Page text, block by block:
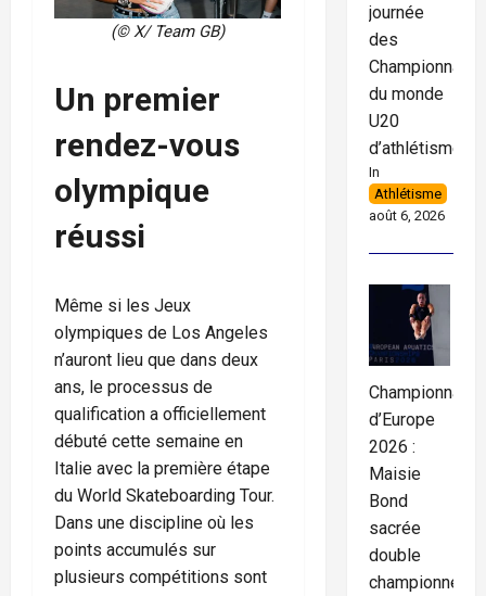
(© X/ Team GB)
Un premier
rendez-vous
olympique
réussi
Même si les Jeux
olympiques de Los Angeles
n’auront lieu que dans deux
ans, le processus de
qualification a officiellement
débuté cette semaine en
Italie avec la première étape
du World Skateboarding Tour.
Dans une discipline où les
points accumulés sur
plusieurs compétitions sont
journée
des
Championnats
du monde
U20
d’athlétisme
In
Athlétisme
août 6, 2026
Championnats
d’Europe
2026 :
Maisie
Bond
sacrée
double
championne